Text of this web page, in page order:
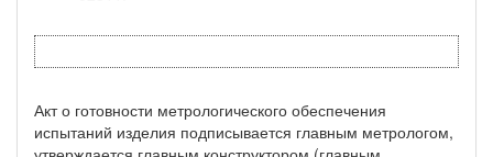
Акт о готовности метрологического обеспечения
испытаний изделия подписывается главным метрологом,